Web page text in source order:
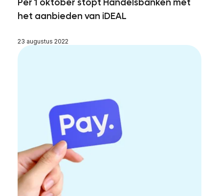
Per 1 oktober stopt Handelsbanken met
het aanbieden van iDEAL
23 augustus 2022